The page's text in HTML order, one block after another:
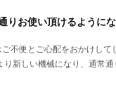
りお使い頂けるようにな
不便とご心配をおかけして
り新しい機械になり、通常